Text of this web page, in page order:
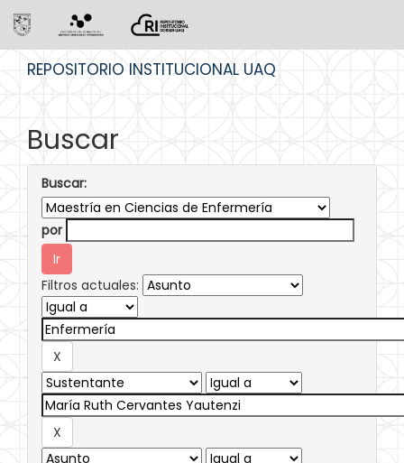
REPOSITORIO INSTITUCIONAL UAQ
Buscar
Buscar:
por
Filtros actuales: